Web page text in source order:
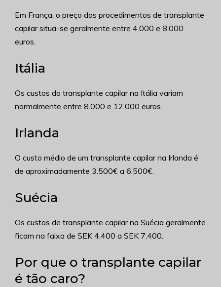
Em França, o preço dos procedimentos de transplante
capilar situa-se geralmente entre 4.000 e 8.000
euros.
Itália
Os custos do transplante capilar na Itália variam
normalmente entre 8.000 e 12.000 euros.
Irlanda
O custo médio de um transplante capilar na Irlanda é
de aproximadamente 3.500€ a 6.500€.
Suécia
Os custos de transplante capilar na Suécia geralmente
ficam na faixa de SEK 4.400 a SEK 7.400.
Por que o transplante capilar
é tão caro?